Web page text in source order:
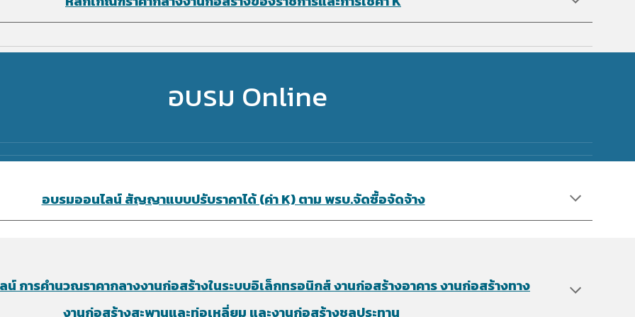
อบรม Online
อบรมออนไลน์ สัญญาแบบปรับราคาได้ (ค่า K) ตาม พรบ.จัดซื้อจัดจ้า​ง
น์การคำนวณราคากลางงานก่อสร้างในระบบอิเล็กทรอนิกส์ งานก่อสร้างอาคาร งานก่อสร้างทาง
งานก่อสร้างสะพานและท่อเหลี่ยม และงานก่อสร้างชลประทาน